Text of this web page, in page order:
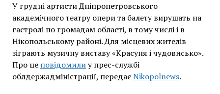
У грудні артисти Дніпропетровського
академічного театру опери та балету вирушать на
гастролі по громадам області, в тому числі і в
Нікопольському районі. Для місцевих жителів
зіграють музичну виставу «Красуня і чудовисько».
Про це повідомилиу прес-службі
облдержадміністрації, передаєNikopolnews.